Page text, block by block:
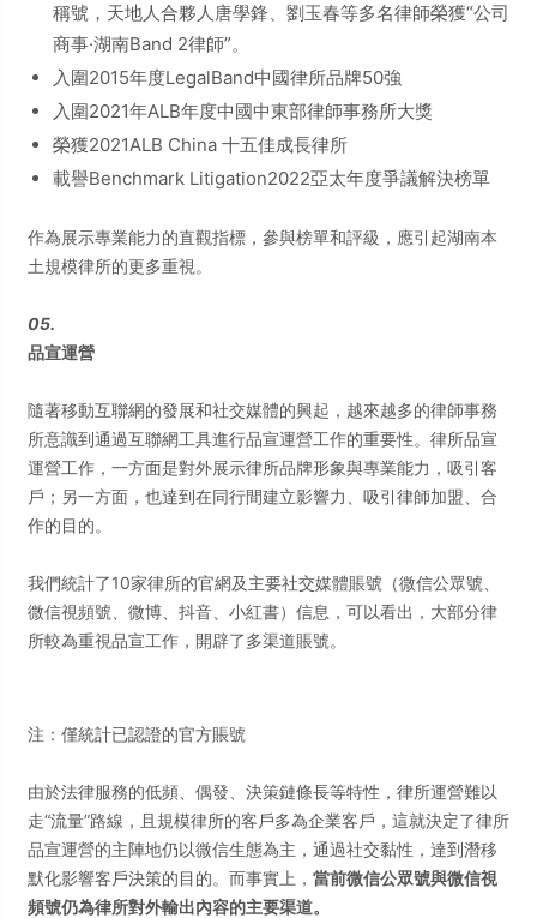
稱號，天地人合夥人唐學鋒、劉玉春等多名律師榮獲“公司
商事·湖南Band 2律師”。
入圍2015年度LegalBand中國律所品牌50強
入圍2021年ALB年度中國中東部律師事務所大獎
榮獲2021ALB China 十五佳成長律所
載譽Benchmark Litigation2022亞太年度爭議解決榜單
作為展示專業能力的直觀指標，參與榜單和評級，應引起湖南本
土規模律所的更多重視。
05.
品宣運營
隨著移動互聯網的發展和社交媒體的興起，越來越多的律師事務
所意識到通過互聯網工具進行品宣運營工作的重要性。律所品宣
運營工作，一方面是對外展示律所品牌形象與專業能力，吸引客
戶；另一方面，也達到在同行間建立影響力、吸引律師加盟、合
作的目的。
我們統計了10家律所的官網及主要社交媒體賬號（微信公眾號、
微信視頻號、微博、抖音、小紅書）信息，可以看出，大部分律
所較為重視品宣工作，開辟了多渠道賬號。
注：僅統計已認證的官方賬號
由於法律服務的低頻、偶發、決策鏈條長等特性，律所運營難以
走“流量”路線，且規模律所的客戶多為企業客戶，這就決定了律所
品宣運營的主陣地仍以微信生態為主，通過社交黏性，達到潛移
默化影響客戶決策的目的。而事實上， 當前微信公眾號與微信視
頻號仍為律所對外輸出內容的主要渠道。